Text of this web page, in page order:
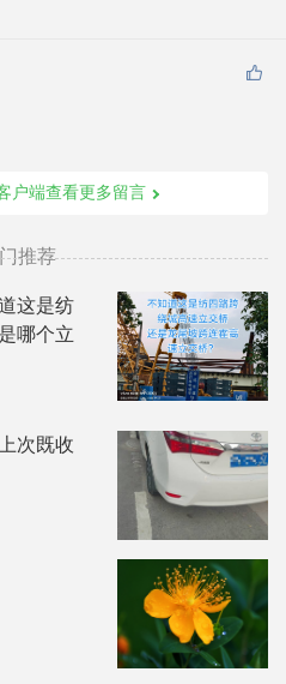
户端查看更多留言
推荐
这是纺
哪个立
次既收